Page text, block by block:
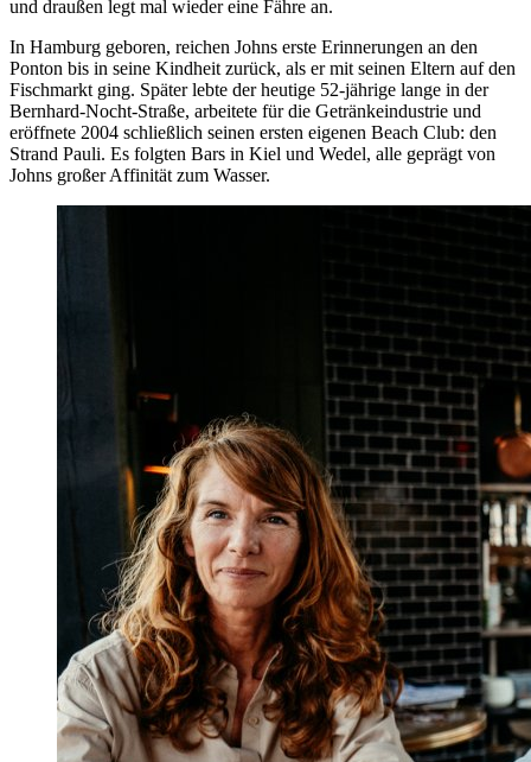
und draußen legt mal wieder eine Fähre an.
In Hamburg geboren, reichen Johns erste Erinnerungen an den
Ponton bis in seine Kindheit zurück, als er mit seinen Eltern auf den
Fischmarkt ging. Später lebte der heutige 52-jährige lange in der
Bernhard-Nocht-Straße, arbeitete für die Getränkeindustrie und
eröffnete 2004 schließlich seinen ersten eigenen Beach Club: den
Strand Pauli. Es folgten Bars in Kiel und Wedel, alle geprägt von
Johns großer Affinität zum Wasser.